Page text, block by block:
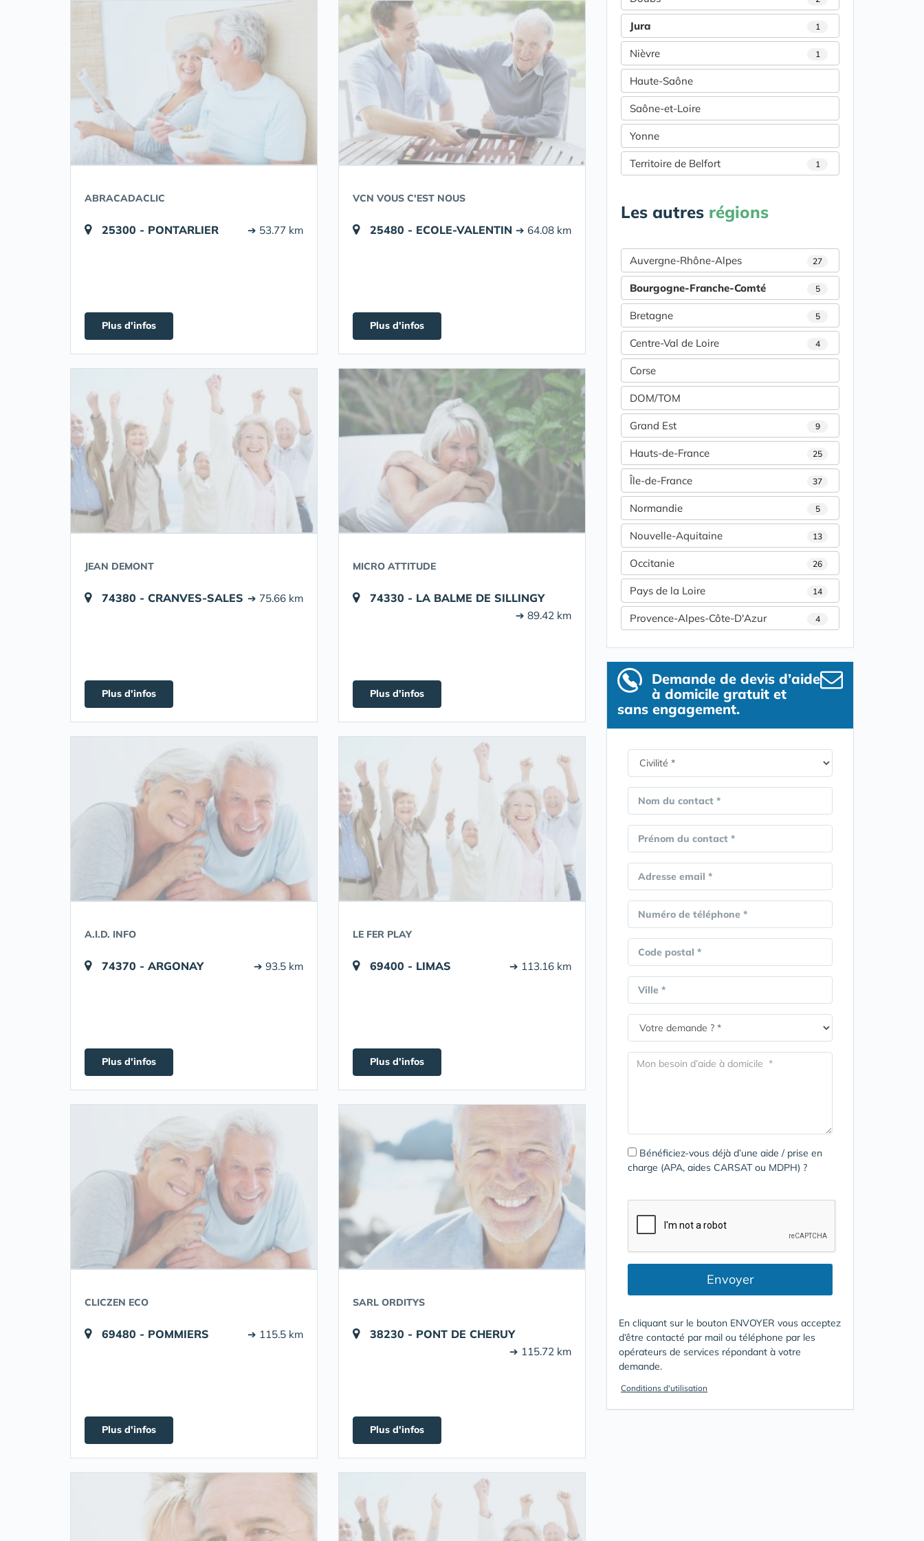
ABRACADACLIC
25300 - PONTARLIER ➔ 53.77 km
Plus d'infos
VCN VOUS C'EST NOUS
25480 - ECOLE-VALENTIN ➔ 64.08 km
Plus d'infos
JEAN DEMONT
74380 - CRANVES-SALES ➔ 75.66 km
Plus d'infos
MICRO ATTITUDE
74330 - LA BALME DE SILLINGY
➔ 89.42 km
Plus d'infos
A.I.D. INFO
74370 - ARGONAY ➔ 93.5 km
Plus d'infos
LE FER PLAY
69400 - LIMAS ➔ 113.16 km
Plus d'infos
CLICZEN ECO
69480 - POMMIERS ➔ 115.5 km
Plus d'infos
SARL ORDITYS
38230 - PONT DE CHERUY
➔ 115.72 km
Plus d'infos
Jura 1
Nièvre 1
Haute-Saône
Saône-et-Loire
Yonne
Territoire de Belfort 1
Les autres régions
Auvergne-Rhône-Alpes 27
Bourgogne-Franche-Comté 5
Bretagne 5
Centre-Val de Loire 4
Corse
DOM/TOM
Grand Est 9
Hauts-de-France 25
Île-de-France 37
Normandie 5
Nouvelle-Aquitaine 13
Occitanie 26
Pays de la Loire 14
Provence-Alpes-Côte-D'Azur 4
Demande de devis d’aide
à domicile gratuit et
sans engagement.
Nom du contact *
Prénom du contact *
Adresse email *
Numéro de téléphone *
Code postal *
Ville *
Bénéficiez-vous déjà d’une aide / prise en
charge (APA, aides CARSAT ou MDPH) ?
Envoyer
En cliquant sur le bouton ENVOYER vous acceptez
d’être contacté par mail ou téléphone par les
opérateurs de services répondant à votre
demande.
Conditions d'utilisation